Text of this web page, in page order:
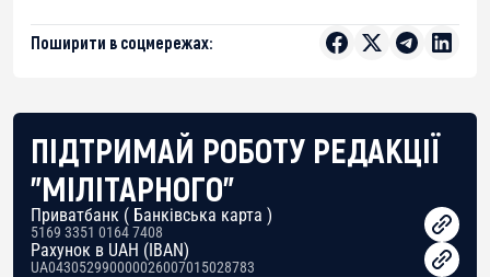
Поширити в соцмережах:
ПІДТРИМАЙ РОБОТУ РЕДАКЦІЇ
"МІЛІТАРНОГО"
Приватбанк ( Банківська карта )
5169 3351 0164 7408
Рахунок в UAH (IBAN)
UA043052990000026007015028783